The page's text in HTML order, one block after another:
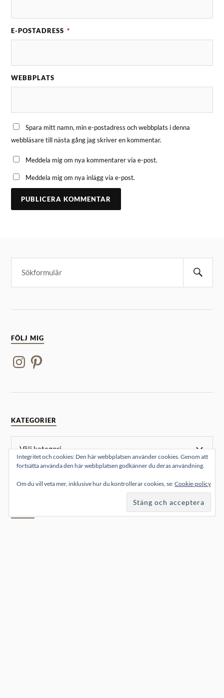
E-POSTADRESS *
WEBBPLATS
Spara mitt namn, min e-postadress och webbplats i denna
webbläsare till nästa gång jag skriver en kommentar.
Meddela mig om nya kommentarer via e-post.
Meddela mig om nya inlägg via e-post.
FÖLJ MIG
KATEGORIER
Integritet och cookies: Den här webbplatsen använder cookies. Genom att
fortsätta använda den här webbplatsen godkänner du deras användning.
Om du vill veta mer, inklusive hur du kontrollerar cookies, se:Cookie-policy